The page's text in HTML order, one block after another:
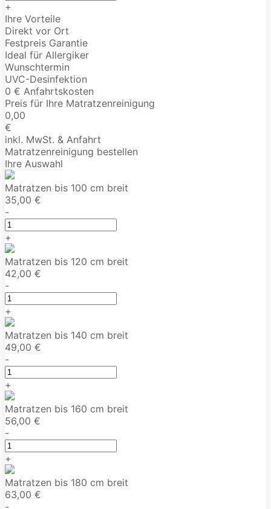
+
Ihre Vorteile
Direkt vor Ort
Festpreis Garantie
Ideal für Allergiker
Wunschtermin
UVC-Desinfektion
0 € Anfahrtskosten
Preis für Ihre Matratzenreinigung
0,00
€
inkl. MwSt. & Anfahrt
Matratzenreinigung bestellen
Ihre Auswahl
Matratzen bis 100 cm breit
35,00 €
-
+
Matratzen bis 120 cm breit
42,00 €
-
+
Matratzen bis 140 cm breit
49,00 €
-
+
Matratzen bis 160 cm breit
56,00 €
-
+
Matratzen bis 180 cm breit
63,00 €